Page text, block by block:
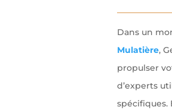
Dans un
Mulatière,
propulser
d’experts
spécifiques.